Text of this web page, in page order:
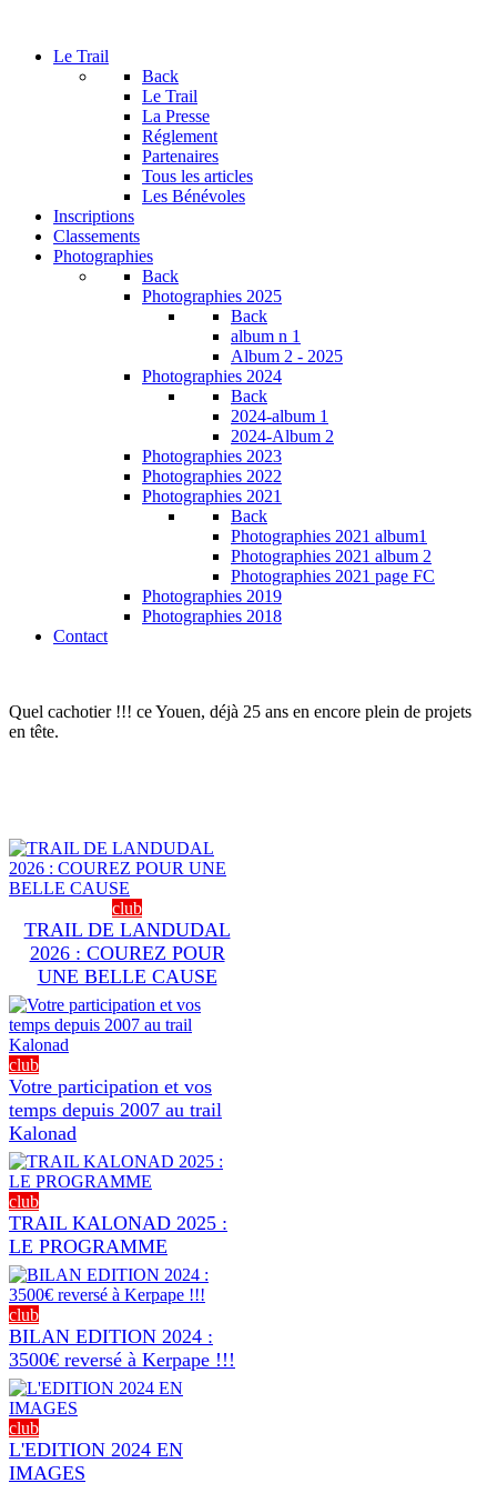
Le Trail
Back
Le Trail
La Presse
Réglement
Partenaires
Tous les articles
Les Bénévoles
Inscriptions
Classements
Photographies
Back
Photographies 2025
Back
album n 1
Album 2 - 2025
Photographies 2024
Back
2024-album 1
2024-Album 2
Photographies 2023
Photographies 2022
Photographies 2021
Back
Photographies 2021 album1
Photographies 2021 album 2
Photographies 2021 page FC
Photographies 2019
Photographies 2018
Contact
Quel cachotier !!! ce Youen, déjà 25 ans en encore plein de projets
en tête.
club
TRAIL DE LANDUDAL
2026 : COUREZ POUR
UNE BELLE CAUSE
club
Votre participation et vos
temps depuis 2007 au trail
Kalonad
club
TRAIL KALONAD 2025 :
LE PROGRAMME
club
BILAN EDITION 2024 :
3500€ reversé à Kerpape !!!
club
L'EDITION 2024 EN
IMAGES